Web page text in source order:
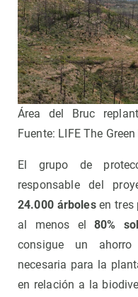
Área del Bruc
Fuente: LIFE The
El grupo de
responsable del
24.000 árbolesen tres
al menos el80%
consigue un
necesaria para la
en relación a la